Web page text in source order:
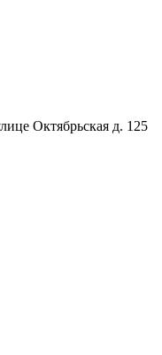
Октябрьская д. 125